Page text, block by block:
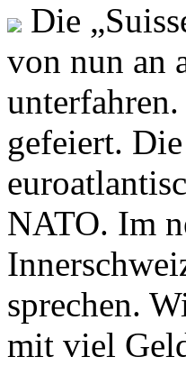
Die
von nun an
gefeiert.
NATO. Im
sprechen.
mit viel